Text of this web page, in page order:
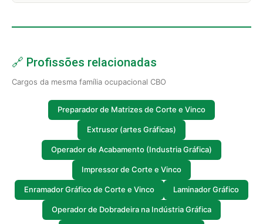
🔗 Profissões relacionadas
Cargos da mesma família ocupacional CBO
Preparador de Matrizes de Corte e Vinco
Extrusor (artes Gráficas)
Operador de Acabamento (Industria Gráfica)
Impressor de Corte e Vinco
Enramador Gráfico de Corte e Vinco Laminador Gráfico
Operador de Dobradeira na Indústria Gráfica